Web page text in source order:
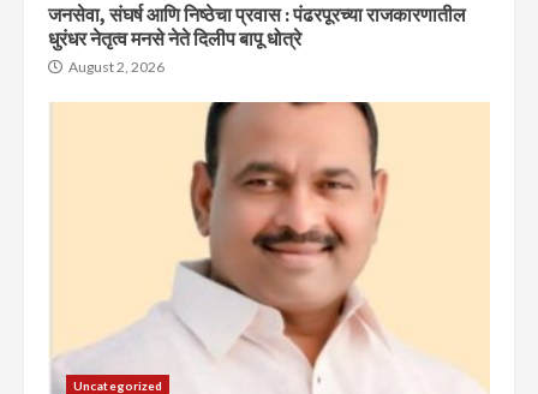
जनसेवा, संघर्ष आणि निष्ठेचा प्रवास : पंढरपूरच्या राजकारणातील
धुरंधर नेतृत्व मनसे नेते दिलीप बापू धोत्रे
August 2, 2026
Uncategorized